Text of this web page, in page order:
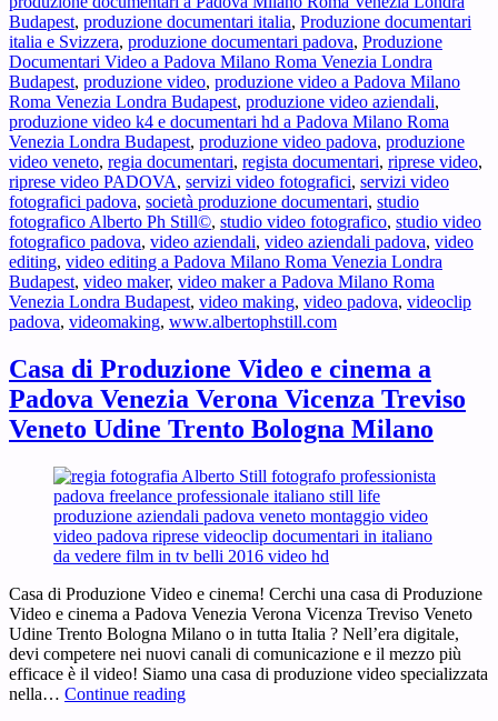
Budapest, produzione documentari italia, Produzione documentari
italia e Svizzera, produzione documentari padova, Produzione
Documentari Video a Padova Milano Roma Venezia Londra
Budapest, produzione video, produzione video a Padova Milano
Roma Venezia Londra Budapest, produzione video aziendali,
produzione video k4 e documentari hd a Padova Milano Roma
Venezia Londra Budapest, produzione video padova, produzione
video veneto, regia documentari, regista documentari, riprese video,
riprese video PADOVA, servizi video fotografici, servizi video
fotografici padova, società produzione documentari, studio
fotografico Alberto Ph Still©, studio video fotografico, studio video
fotografico padova, video aziendali, video aziendali padova, video
editing, video editing a Padova Milano Roma Venezia Londra
Budapest, video maker, video maker a Padova Milano Roma
Venezia Londra Budapest, video making, video padova, videoclip
padova, videomaking, www.albertophstill.com
Casa di Produzione Video e cinema a
Padova Venezia Verona Vicenza Treviso
Veneto Udine Trento Bologna Milano
Casa di Produzione Video e cinema! Cerchi una casa di Produzione
Video e cinema a Padova Venezia Verona Vicenza Treviso Veneto
Udine Trento Bologna Milano o in tutta Italia ? Nell’era digitale,
devi competere nei nuovi canali di comunicazione e il mezzo più
efficace è il video! Siamo una casa di produzione video specializzata
nella… Continue readingCasa